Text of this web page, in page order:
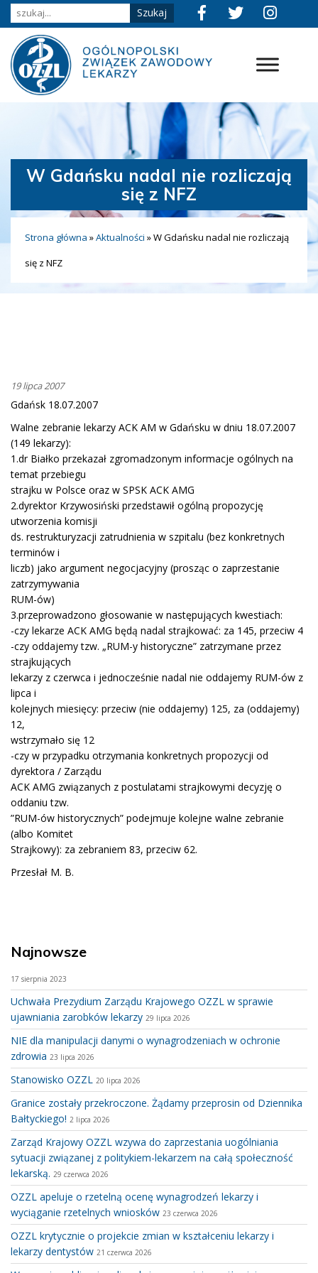
W Gdańsku nadal nie rozliczają
się z NFZ
Strona główna »Aktualności »W Gdańsku nadal nie rozliczają
się z NFZ
19 lipca 2007
Gdańsk 18.07.2007
Walne zebranie lekarzy ACK AM w Gdańsku w dniu 18.07.2007
(149 lekarzy):
1.dr Białko przekazał zgromadzonym informacje ogólnych na
temat przebiegu
strajku w Polsce oraz w SPSK ACK AMG
2.dyrektor Krzywosiński przedstawił ogólną propozycję
utworzenia komisji
ds. restrukturyzacji zatrudnienia w szpitalu (bez konkretnych
terminów i
liczb) jako argument negocjacyjny (prosząc o zaprzestanie
zatrzymywania
RUM-ów)
3.przeprowadzono głosowanie w następujących kwestiach:
-czy lekarze ACK AMG będą nadal strajkować: za 145, przeciw 4
-czy oddajemy tzw. „RUM-y historyczne” zatrzymane przez
strajkujących
lekarzy z czerwca i jednocześnie nadal nie oddajemy RUM-ów z
lipca i
kolejnych miesięcy: przeciw (nie oddajemy) 125, za (oddajemy)
12,
wstrzymało się 12
-czy w przypadku otrzymania konkretnych propozycji od
dyrektora / Zarządu
ACK AMG związanych z postulatami strajkowymi decyzję o
oddaniu tzw.
”RUM-ów historycznych” podejmuje kolejne walne zebranie
(albo Komitet
Strajkowy): za zebraniem 83, przeciw 62.
Przesłał M. B.
Najnowsze
17 sierpnia 2023
Uchwała Prezydium Zarządu Krajowego OZZL w sprawie
ujawniania zarobków lekarzy 29 lipca 2026
NIE dla manipulacji danymi o wynagrodzeniach w ochronie
zdrowia 23 lipca 2026
Stanowisko OZZL 20 lipca 2026
Granice zostały przekroczone. Żądamy przeprosin od Dziennika
Bałtyckiego! 2 lipca 2026
Zarząd Krajowy OZZL wzywa do zaprzestania uogólniania
sytuacji związanej z politykiem-lekarzem na całą społeczność
lekarską. 29 czerwca 2026
OZZL apeluje o rzetelną ocenę wynagrodzeń lekarzy i
wyciąganie rzetelnych wniosków 23 czerwca 2026
OZZL krytycznie o projekcie zmian w kształceniu lekarzy i
lekarzy dentystów 21 czerwca 2026